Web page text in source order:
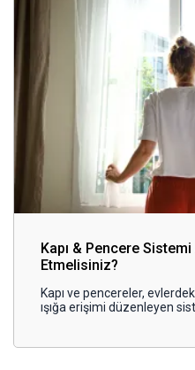
Kapı & Pencere
Etmelisiniz?
Kapı ve pencereler,
ışığa erişimi düzenleyen